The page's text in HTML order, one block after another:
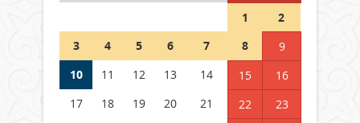
Шетелде жүрген Қазақстан
азаматтары қалай дауыс бере
05 тамыз 2026 ж.
1
2
3
4 5 6 7 8
9
10
11 12 13 14 15
16
17
18 19 20 21 22
23